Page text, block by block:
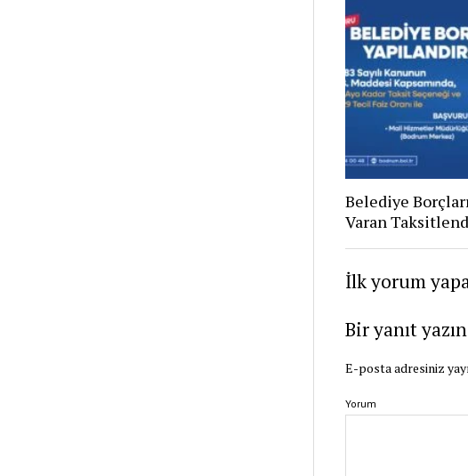
Belediye
Varan
İlk yorum
Bir yanıt yazın
E-posta adresiniz
Yorum